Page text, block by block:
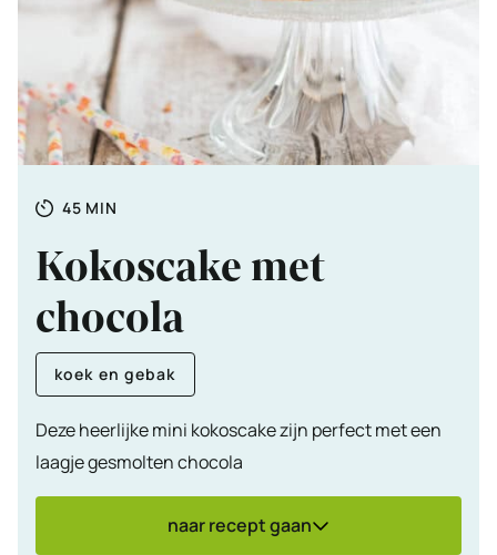
Totale
45 MINUTEN
MIN
Kokoscake met
chocola
koek en gebak
Deze heerlijke mini kokoscake zijn perfect met een
laagje gesmolten chocola
naar recept gaan